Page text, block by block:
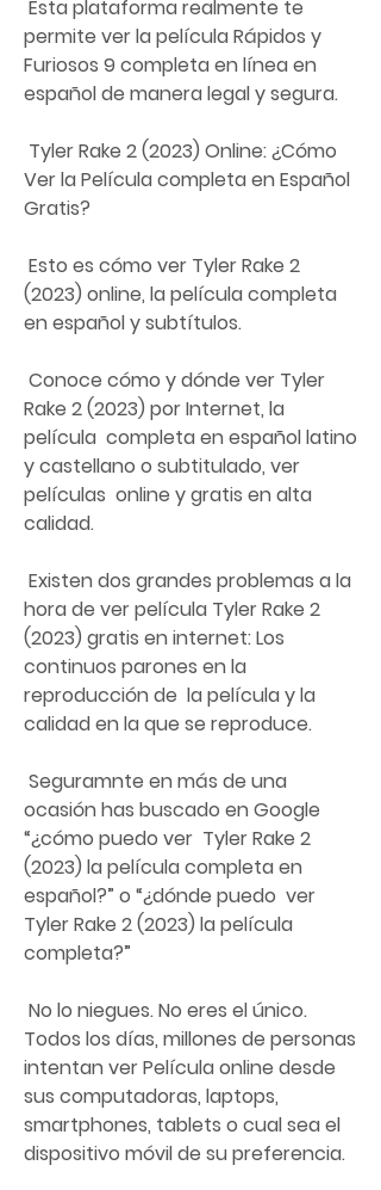
permite ver la película Rápidos y
Furiosos 9 completa en línea en
español de manera legal y segura.
Ver la Película completa en Español
Gratis?
(2023) online, la película completa
en español y subtítulos.
Rake 2 (2023) por Internet, la
película  completa en español latino
y castellano o subtitulado, ver
películas  online y gratis en alta
calidad.
hora de ver película Tyler Rake 2
(2023) gratis en internet: Los
continuos parones en la
reproducción de  la película y la
calidad en la que se reproduce.
ocasión has buscado en Google
“¿cómo puedo ver  Tyler Rake 2
(2023) la película completa en
español?” o “¿dónde puedo  ver
Tyler Rake 2 (2023) la película
completa?”
Todos los días, millones de personas
intentan ver Película online desde
sus computadoras, laptops,
smartphones, tablets o cual sea el
dispositivo móvil de su preferencia.